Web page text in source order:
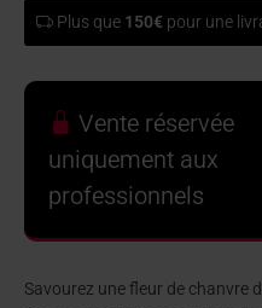
Plus que 150€ pour une
Vente réservée
uniquement aux
professionnels
Savourez une fleur de chanvre